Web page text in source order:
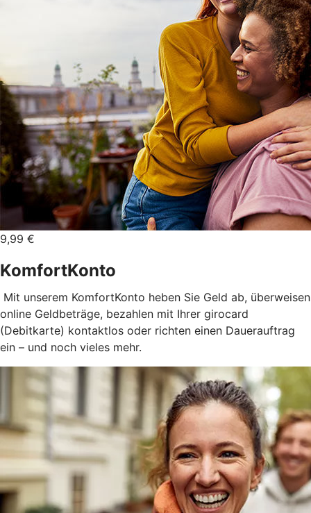
9,99 €
KomfortKonto
Mit unserem KomfortKonto heben Sie Geld ab, überweisen
online Geldbeträge, bezahlen mit Ihrer girocard
(Debitkarte) kontaktlos oder richten einen Dauerauftrag
ein – und noch vieles mehr.